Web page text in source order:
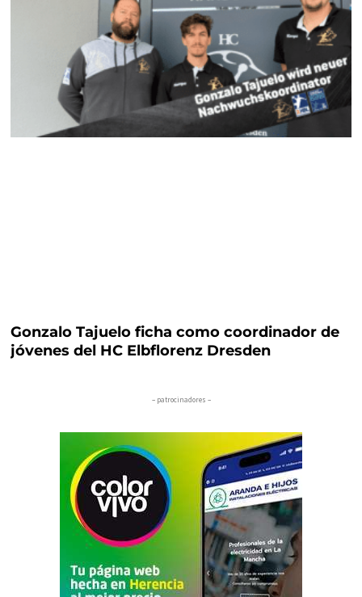
m t
Gonzalo Tajuelo ficha como coordinador de
jóvenes del HC Elbflorenz Dresden
– patrocinadores –